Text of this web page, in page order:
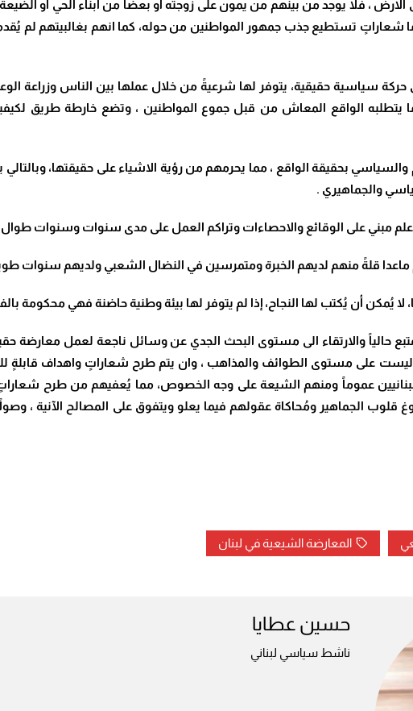
، فلا يوجد من بينهم من يمون على زوجته او بعضاً من ابناء الحي او
تستطيع جذب جمهور المواطنين من حوله، كما انهم بغالبيتهم لم
سياسية حقيقية، يتوفر لها شرعيةً من خلال عملها بين الناس وزراعة
يتطلبه الواقع المعاش من قبل جموع المواطنين ، وتضع خارطة طريق
بحقيقة الواقع ، مما يحرمهم من رؤية الاشياء على حقيقتها، وبالتالي
والجماهيري .
مبني على الوقائع والاحصاءات وتراكم العمل على مدى سنوات وسنوات
ماعدا قلةً منهم لديهم الخبرة ومتمرسين في النضال الشعبي ولديهم سنوات
يُمكن أن يُكتب لها النجاح، إذا لم يتوفر لها بيئة وطنية حاضنة فهي محكومة
حالياً والارتقاء الى مستوى البحث الجدي عن وسائل ناجعة لعمل معارضة
على مستوى الطوائف والمذاهب ، وان يتم طرح شعاراتٍ واهداف قابلةٍ
عموماً ومنهم الشيعة على وجه الخصوص، مما يُعفيهم من طرح
قلوب الجماهير ومُحاكاة عقولهم فيما يعلو ويتفوق على المصالح الآنية ،
المعارضة الشيعية في لبنان
حسين عطايا
ناشط سياسي لبناني